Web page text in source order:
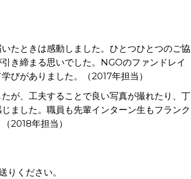
たときは感動しました。ひとつひとつのご協
き締まる思いでした。NGOのファンドレイ
びがありました。（2017年担当）
が、工夫することで良い写真が撮れたり、丁
ました。職員も先輩インターン生もフランク
2018年担当）
りください。